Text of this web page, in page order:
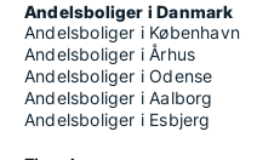
Andelsboliger i Danmark
Andelsboliger i København
Andelsboliger i Århus
Andelsboliger i Odense
Andelsboliger i Aalborg
Andelsboliger i Esbjerg